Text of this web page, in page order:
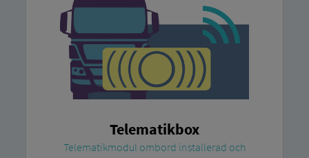
Telematikbox
Telematikmodul ombord installerad och